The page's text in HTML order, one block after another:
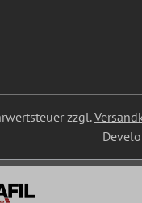
zzgl.